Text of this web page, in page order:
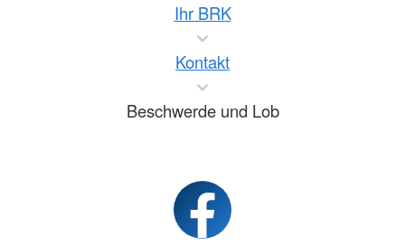
Ihr BRK
Kontakt
Beschwerde und Lob